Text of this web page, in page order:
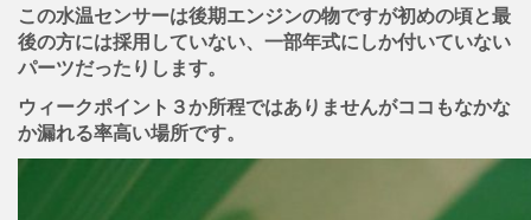
この水温センサーは後期エンジンの物ですが初めの頃と最
後の方には採用していない、一部年式にしか付いていない
パーツだったりします。
ウィークポイント３か所程ではありませんがココもなかな
か漏れる率高い場所です。